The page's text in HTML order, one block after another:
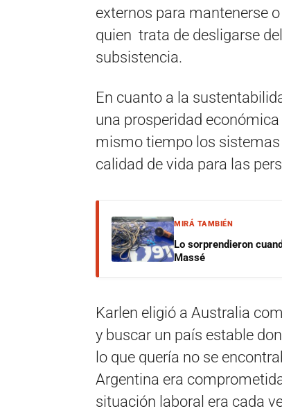
externos para mantenerse
quien trata de desligarse
subsistencia.
En cuanto a la
una prosperidad
mismo tiempo los sistemas
calidad de vida para las
MIRÁ TAMBIÉN
Lo sorprendieron
Massé
Karlen eligió a Australia
y buscar un país estable
lo que quería no se
Argentina era
situación laboral era cada